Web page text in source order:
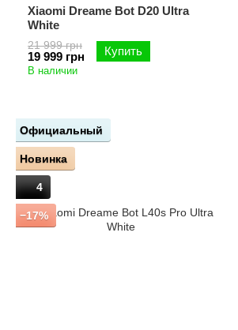
Xiaomi Dreame Bot D20 Ultra
White
21 999 грн
19 999 грн Купить
В наличии
Официальный
Новинка
4
−17%